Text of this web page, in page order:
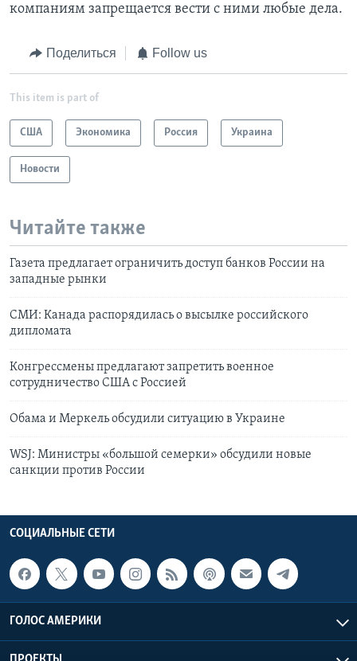
компаниям запрещается вести с ними любые дела.
Поделиться Follow us
This item is part of
США Экономика Россия Украина
Новости
Читайте также
Газета предлагает ограничить доступ банков России на
западные рынки
СМИ: Канада распорядилась о высылке российского
дипломата
Конгрессмены предлагают запретить военное
сотрудничество США с Россией
Обама и Меркель обсудили ситуацию в Украине
WSJ: Министры «большой семерки» обсудили новые
санкции против России
СОЦИАЛЬНЫЕ СЕТИ
ГОЛОС АМЕРИКИ